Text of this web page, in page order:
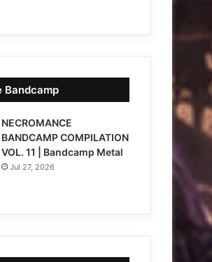
Bandcamp
NECROMANCE
BANDCAMP COMPILATION
VOL. 11 | Bandcamp Metal
Jul 27, 2026